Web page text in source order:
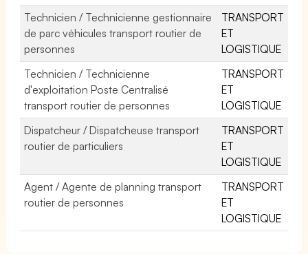
Technicien / Technicienne gestionnaire
de parc véhicules transport routier de
personnes
TRANSPORT
ET
LOGISTIQUE
Technicien / Technicienne
d'exploitation Poste Centralisé
transport routier de personnes
TRANSPORT
ET
LOGISTIQUE
Dispatcheur / Dispatcheuse transport
routier de particuliers
TRANSPORT
ET
LOGISTIQUE
Agent / Agente de planning transport
routier de personnes
TRANSPORT
ET
LOGISTIQUE